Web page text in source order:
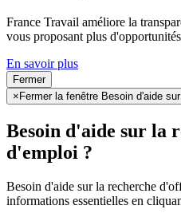
France Travail améliore la
vous proposant plus
En savoir plus
Fermer
× Fermer la fenêtre Besoin d'aide
Besoin d'aide sur la
d'emploi ?
Besoin d'aide sur la recherche
informations essentielles en